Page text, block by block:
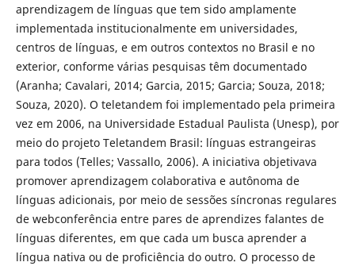
aprendizagem de línguas que tem sido amplamente
implementada institucionalmente em universidades,
centros de línguas, e em outros contextos no Brasil e no
exterior, conforme várias pesquisas têm documentado
(Aranha; Cavalari, 2014; Garcia, 2015; Garcia; Souza, 2018;
Souza, 2020). O teletandem foi implementado pela primeira
vez em 2006, na Universidade Estadual Paulista (Unesp), por
meio do projeto Teletandem Brasil: línguas estrangeiras
para todos (Telles; Vassallo, 2006). A iniciativa objetivava
promover aprendizagem colaborativa e autônoma de
línguas adicionais, por meio de sessões síncronas regulares
de webconferência entre pares de aprendizes falantes de
línguas diferentes, em que cada um busca aprender a
língua nativa ou de proficiência do outro. O processo de